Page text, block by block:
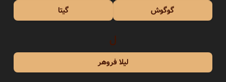
گوگوش
گیتا
ل
لیلا فروهر